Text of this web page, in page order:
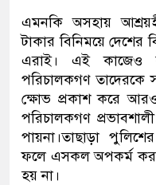
এমনকি অসহায়
টাকার বিনিময়ে দেশের
এরাই। এই কাজেও
পরিচালকগণ তাদেরকে
ক্ষোভ প্রকাশ করে
পরিচালকগণ
পায়না।তাছাড়া
ফলে এসকল অপকর্ম
হয় না।